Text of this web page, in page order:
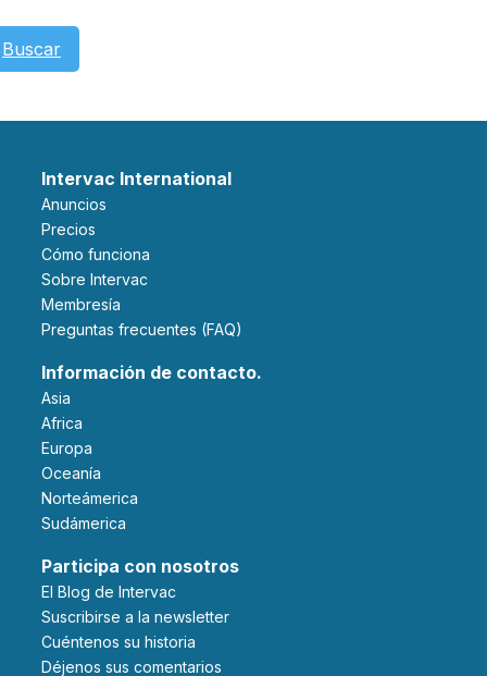
Buscar
Intervac International
Anuncios
Precios
Cómo funciona
Sobre Intervac
Membresía
Preguntas frecuentes (FAQ)
Información de contacto.
Asia
Africa
Europa
Oceanía
Norteámerica
Sudámerica
Participa con nosotros
El Blog de Intervac
Suscribirse a la newsletter
Cuéntenos su historia
Déjenos sus comentarios